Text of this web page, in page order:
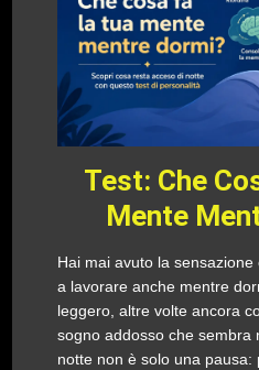
Test: Che
Mente
Hai mai avuto la
a lavorare anche mentre
leggero, altre volte ancora
sogno addosso che sembra
notte non è solo una